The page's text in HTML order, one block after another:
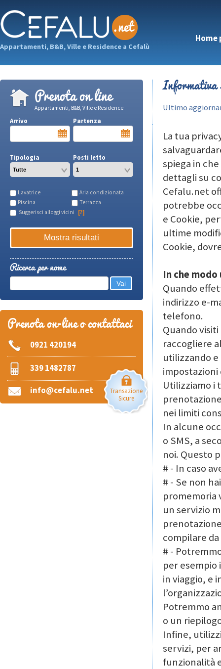
Appartamenti, B&B, Ville e Residence a Cefalù
Home
Prenota on line
Appartamenti, B&B, Ville e Residence
Arrivo Partenza
Tipologia Posti letto
Lavatrice
Aria condizionata
Piscina
Terrazza
Suggerisci alloggi vicini
[?]
Ricerca per nome
Prenota on-line o contattaci
0921 420194
339 1482787
info@cefalu.net
Transazione
Sicure
Ultimo
La tua
spiega in
dettagli su
Cefalu.net
potrebbe
e Cookie,
ultime
Cookie,
In che
Quando
indirizzo e-
telefono.
Quando
raccogliere
utilizzando
impostazioni
Utilizziamo i
nei limiti
In alcune
o SMS, a
noi. Questo
# - In caso
# - Se non
promemoria
un servizio
compilare
# -
per esempio
in viaggio, e
Potremmo
o un
Infine,
servizi, per
funzionalità